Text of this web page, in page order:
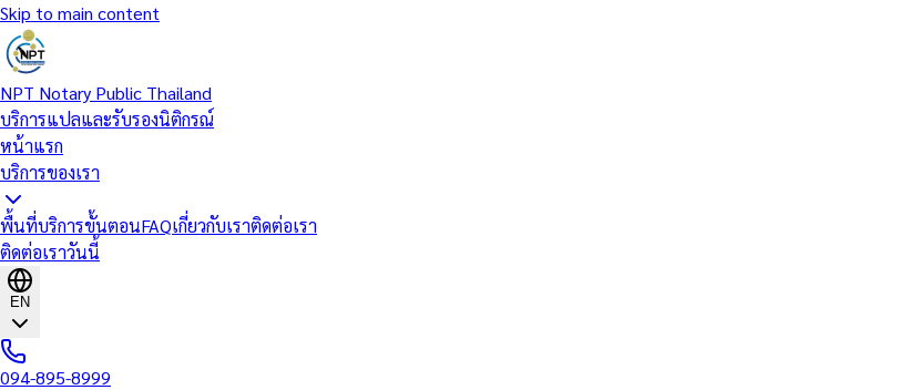
Skip to main content
NPT Notary Public Thailand
บริการแปลและรับรองนิติกรณ์
หน้าแรก
บริการของเรา
พื้นที่บริการขั้นตอนFAQเกี่ยวกับเราติดต่อเรา
ติดต่อเราวันนี้
EN
094-895-8999